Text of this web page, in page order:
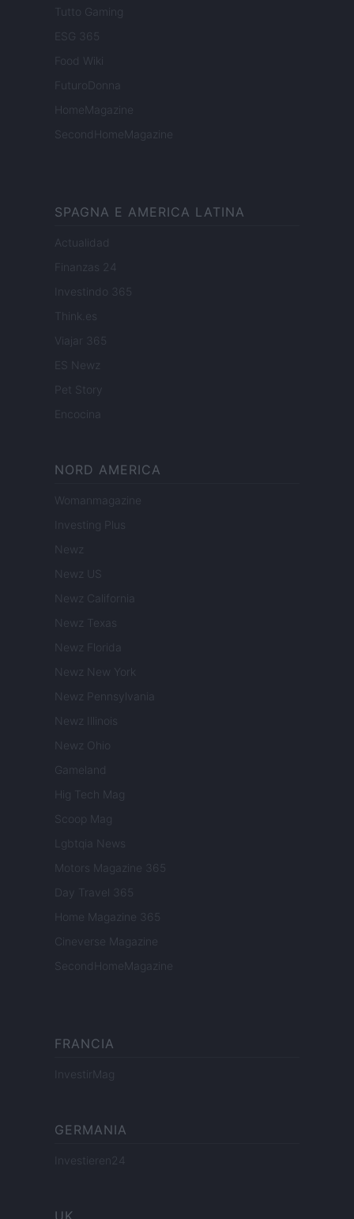
Tutto Gaming
ESG 365
Food Wiki
FuturoDonna
HomeMagazine
SecondHomeMagazine
SPAGNA E AMERICA LATINA
Actualidad
Finanzas 24
Investindo 365
Think.es
Viajar 365
ES Newz
Pet Story
Encocina
NORD AMERICA
Womanmagazine
Investing Plus
Newz
Newz US
Newz California
Newz Texas
Newz Florida
Newz New York
Newz Pennsylvania
Newz Illinois
Newz Ohio
Gameland
Hig Tech Mag
Scoop Mag
Lgbtqia News
Motors Magazine 365
Day Travel 365
Home Magazine 365
Cineverse Magazine
SecondHomeMagazine
FRANCIA
InvestirMag
GERMANIA
Investieren24